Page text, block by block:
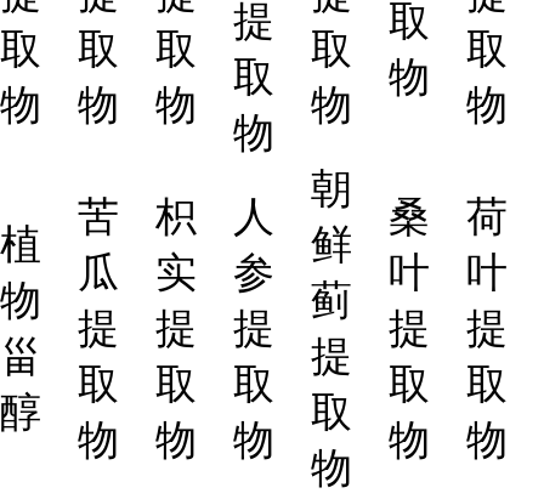
取
物
取
物
取
物
提
取
物
取
物
取
物
取
物
植
物
甾
醇
苦
瓜
提
取
物
枳
实
提
取
物
人
参
提
取
物
朝
鲜
蓟
提
取
物
桑
叶
提
取
物
荷
叶
提
取
物